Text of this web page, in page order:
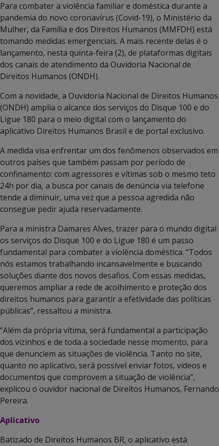
Para combater a violência familiar e doméstica durante a
pandemia do novo coronavírus (Covid-19), o Ministério da
Mulher, da Família e dos Direitos Humanos (MMFDH) está
tomando medidas emergenciais. A mais recente delas é o
lançamento, nesta quinta-feira (2), de plataformas digitais
dos canais de atendimento da Ouvidoria Nacional de
Direitos Humanos (ONDH).
Com a novidade, a Ouvidoria Nacional de Direitos Humanos
(ONDH) amplia o alcance dos serviços do Disque 100 e do
Ligue 180 para o meio digital com o lançamento do
aplicativo Direitos Humanos Brasil e de portal exclusivo.
A medida visa enfrentar um dos fenômenos observados em
outros países que também passam por período de
confinamento: com agressores e vítimas sob o mesmo teto
24h por dia, a busca por canais de denúncia via telefone
tende a diminuir, uma vez que a pessoa agredida não
consegue pedir ajuda reservadamente.
Para a ministra Damares Alves, trazer para o mundo digital
os serviços do Disque 100 e do Ligue 180 é um passo
fundamental para combater a violência doméstica. “Todos
nós estamos trabalhando incansavelmente e buscando
soluções diante dos novos desafios. Com essas medidas,
queremos ampliar a rede de acolhimento e proteção dos
direitos humanos para garantir a efetividade das políticas
públicas”, ressaltou a ministra.
“Além da própria vítima, será fundamental a participação
dos vizinhos e de toda a sociedade nesse momento, para
que denunciem as situações de violência. Tanto no site,
quanto no aplicativo, será possível enviar fotos, vídeos e
documentos que comprovem a situação de violência”,
explicou o ouvidor nacional de Direitos Humanos, Fernando
Pereira.
Aplicativo
Batizado de Direitos Humanos BR, o aplicativo está